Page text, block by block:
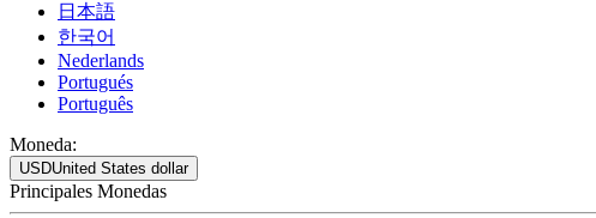
日本語
한국어
Nederlands
Portugués
Português
Moneda:
USDUnited States dollar
Principales Monedas